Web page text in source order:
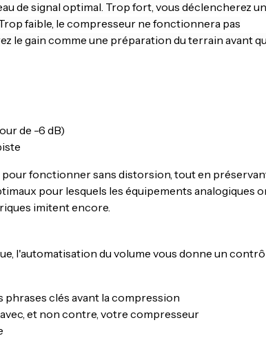
de signal optimal. Trop fort, vous déclencherez
faible, le compresseur ne fonctionnera pas
le gain comme une préparation du terrain avant
de -6 dB)
fonctionner sans distorsion, tout en
pour lesquels les équipements analogiques
imitent encore.
l'automatisation du volume vous donne un
clés avant la compression
et non contre, votre compresseur